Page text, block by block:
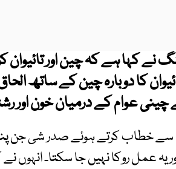
کہا ہے کہ چین اور
کا دوبارہ چین کے ساتھ
چینی عوام کے درمیان خون اور
سے خطاب کرتے ہوئے صدر شی جن
یہ عمل روکا نہیں جا سکتا۔ انہوں